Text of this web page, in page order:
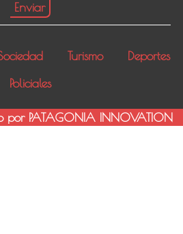
Turismo
Deportes
Policiales
por PATAGONIA INNOVATION